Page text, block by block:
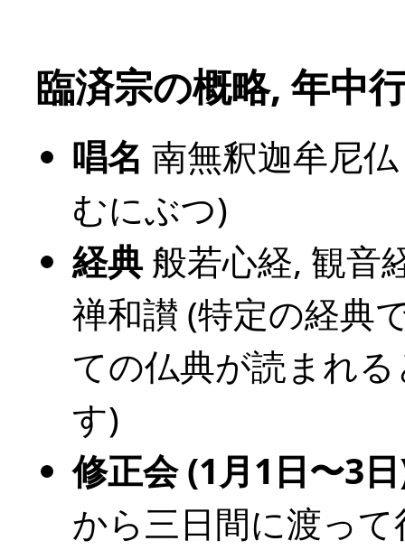
臨済宗の概略, 年中
唱名 南無釈迦牟尼
むにぶつ)
経典般若心経, 観音
禅和讃 (特定の経典
ての仏典が読まれ
す)
修正会 (1月1日〜3
から三日間に渡っ